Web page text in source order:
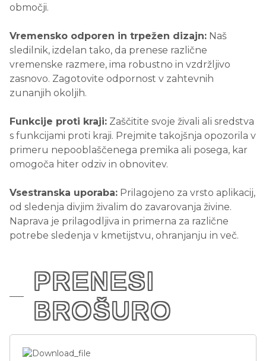
območji.
Vremensko odporen in trpežen dizajn:Naš
sledilnik, izdelan tako, da prenese različne
vremenske razmere, ima robustno in vzdržljivo
zasnovo. Zagotovite odpornost v zahtevnih
zunanjih okoljih.
Funkcije proti kraji:Zaščitite svoje živali ali sredstva
s funkcijami proti kraji. Prejmite takojšnja opozorila v
primeru nepooblaščenega premika ali posega, kar
omogoča hiter odziv in obnovitev.
Vsestranska uporaba:Prilagojeno za vrsto aplikacij,
od sledenja divjim živalim do zavarovanja živine.
Naprava je prilagodljiva in primerna za različne
potrebe sledenja v kmetijstvu, ohranjanju in več.
PRENESI
BROŠURO